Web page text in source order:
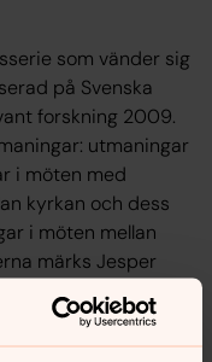
som vänder sig
på Svenska
forskning 2009.
utmaningar
i möten med
kyrkan och dess
i möten mellan
märks Jesper
Sara Gehlin,
K Johnston,